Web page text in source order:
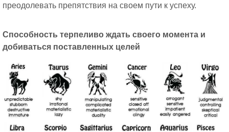
преодолевать препятствия на своем пути к успеху.
Способность терпеливо ждать своего момента и
добиваться поставленных целей